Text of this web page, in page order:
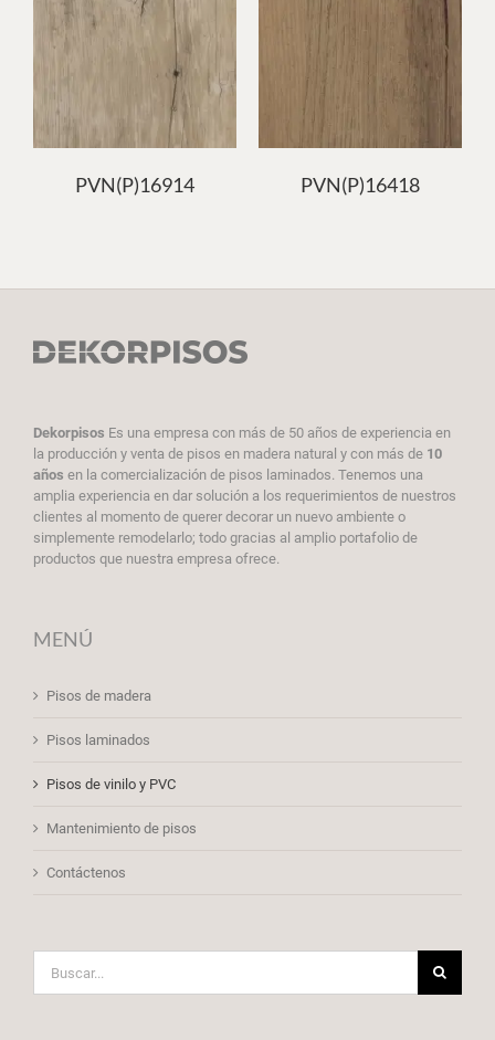
PVN(P)16914 PVN(P)16418
Dekorpisos Es una empresa con más de 50 años de experiencia en
la producción y venta de pisos en madera natural y con más de 10
años en la comercialización de pisos laminados. Tenemos una
amplia experiencia en dar solución a los requerimientos de nuestros
clientes al momento de querer decorar un nuevo ambiente o
simplemente remodelarlo; todo gracias al amplio portafolio de
productos que nuestra empresa ofrece.
MENÚ
Pisos de madera
Pisos laminados
Pisos de vinilo y PVC
Mantenimiento de pisos
Contáctenos